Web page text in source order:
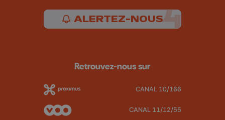
ALERTEZ-NOUS
Retrouvez-nous sur
CANAL 10/166
CANAL 11/12/55